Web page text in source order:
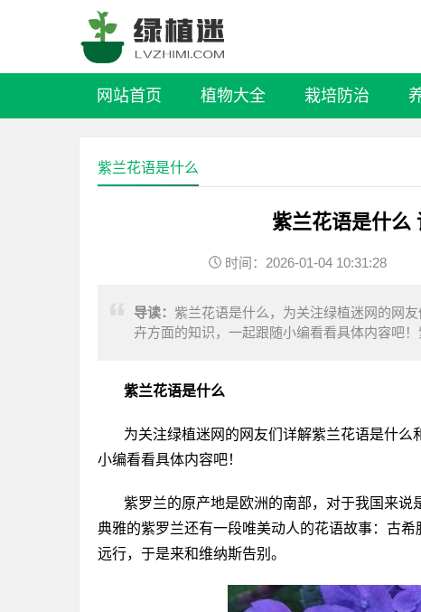
网站首页 植物大全 栽培防治
紫兰花语是什么
紫兰花语是什么
时间：2026-01-04 10:31:28
导读： 紫兰花语是什么，为关注绿植迷网的网
卉方面的知识，一起跟随小编看看具体内容吧
紫兰花语是什么
为关注绿植迷网的网友们详解紫兰花语是什
小编看看具体内容吧！
紫罗兰的原产地是欧洲的南部，对于我国来
典雅的紫罗兰还有一段唯美动人的花语故事：古
远行，于是来和维纳斯告别。